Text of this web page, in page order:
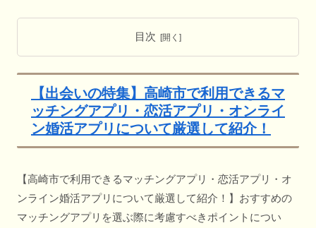
目次
【出会いの特集】高崎市で利用できるマ
ッチングアプリ・恋活アプリ・オンライ
ン婚活アプリについて厳選して紹介！
【高崎市で利用できるマッチングアプリ・恋活アプリ・オ
ンライン婚活アプリについて厳選して紹介！】おすすめの
マッチングアプリを選ぶ際に考慮すべきポイントについ